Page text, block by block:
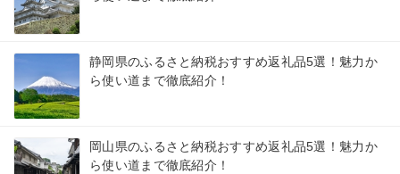
静岡県のふるさと納税おすすめ返礼品5選！魅力か
ら使い道まで徹底紹介！
岡山県のふるさと納税おすすめ返礼品5選！魅力か
ら使い道まで徹底紹介！